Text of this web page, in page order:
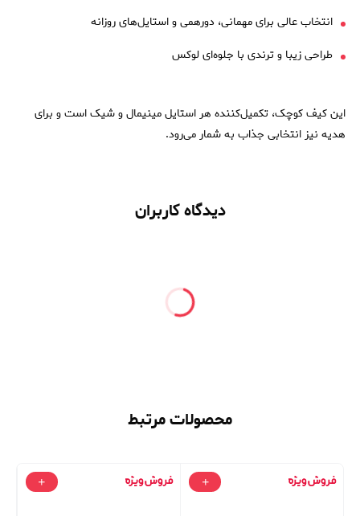
انتخاب عالی برای مهمانی، دورهمی و استایل‌های روزانه
طراحی زیبا و ترندی با جلوه‌ای لوکس
این کیف کوچک، تکمیل‌کننده هر استایل مینیمال و شیک است و برای
هدیه نیز انتخابی جذاب به شمار می‌رود.
دیدگاه کاربران
محصولات مرتبط